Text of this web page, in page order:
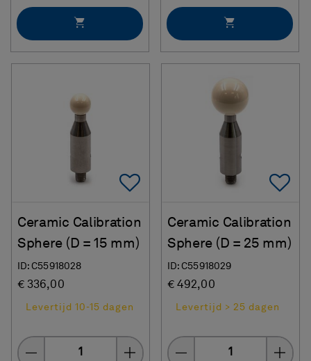
Add To Favorites
Ceramic Calibration
Sphere (D = 15 mm)
ID: C55918028
€ 336,00
Levertijd 10-15 dagen
Quantity
Ceramic Calibration
Sphere (D = 25 mm)
ID: C55918029
€ 492,00
Levertijd > 25 dagen
Quantity